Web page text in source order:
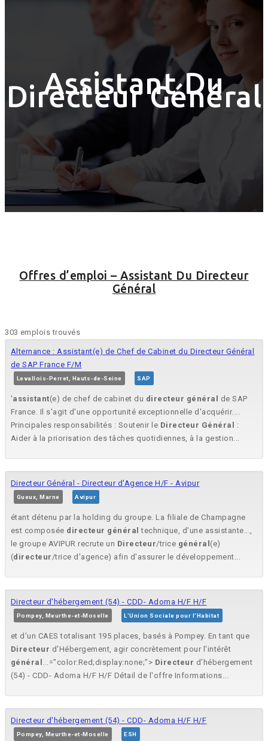
Assistant Du
Directeur Général
Offres d’emploi – Assistant Du Directeur
Général
303 emplois trouvés
Alternance : Assistant(e) de Chef de Cabinet du Directeur Général
de SAP France F/M
Levallois-Perret, Hauts-de-Seine SAP
'assistant(e) de chef de cabinet du directeur général
de SAP
France. Il s'agit d'une opportunité exceptionnelle d'acquérir....
Principales responsabilités : Soutenir le Directeur Général
:
Aider à la priorisation des tâches quotidiennes, à la gestion...
Directeur Général - Directeur d'Agence H/F - Avipur
Gueux, Marne Avipur
étant détenu par la holding du groupe. La filiale de Champagne
est composée directeur général technique, d'une assistante...,
le groupe AVIPUR recrute un Directeur/trice général (e)
(directeur/trice d'agence) afin d'assurer le développement...
Directeur d'hébergement (54) - CDD- Adoma H/F H/F
Pompey, Meurthe-et-Moselle L'Union Sociale pour l'Habitat
et d'un CAES totalisant 195 places, basés à Pompey. En tant que
Directeur d'Hébergement, agir concrètement pour l'intérêt
général ...="color:Red;display:none;"> Directeur d'hébergement
(54) - CDD- Adoma H/F H/F Détail de l'offre Informations...
Directeur d'hébergement (54) - CDD- Adoma H/F H/F
Pompey, Meurthe-et-Moselle ESH